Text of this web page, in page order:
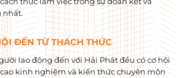
nhất.
ĐẾN TỪ THÁCH THỨC
lao động đến với Hải Phát đều có cơ hội
kinh nghiệm và kiến ​​thức chuyên môn